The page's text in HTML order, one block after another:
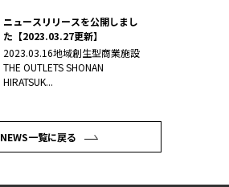
ニュースリリースを公開しまし
た【2023.03.27更新】
2023.03.16地域創生型商業施設
THE OUTLETS SHONAN
HIRATSUK...
NEWS一覧に戻る